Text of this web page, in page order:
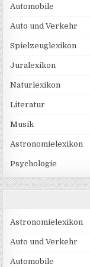
Automobile
Auto und Verkehr
Spielzeuglexikon
Juralexikon
Naturlexikon
Literatur
Musik
Astronomielexikon
Psychologie
Astronomielexikon
Auto und Verkehr
Automobile